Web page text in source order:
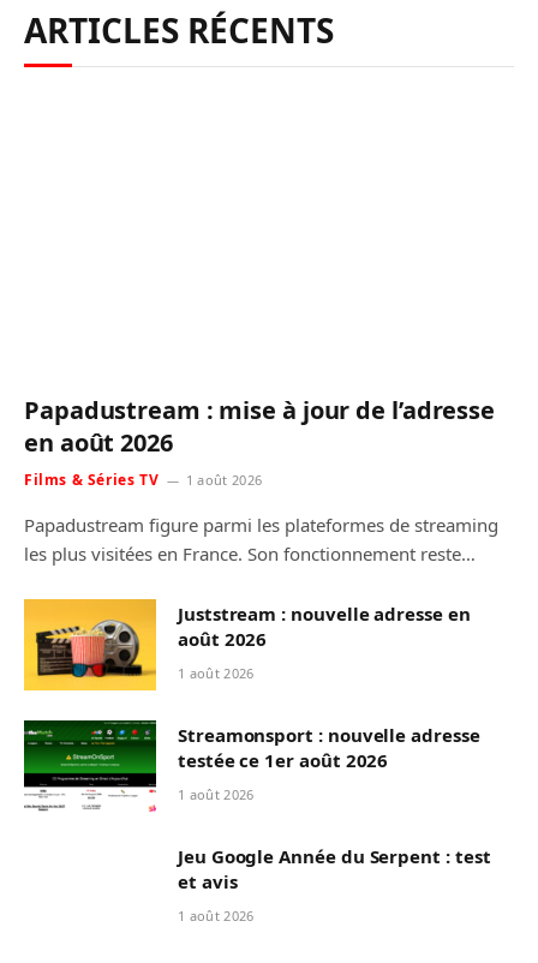
ARTICLES RÉCENTS
Papadustream : mise à jour de l’adresse
en août 2026
Films & Séries TV 1 août 2026
Papadustream figure parmi les plateformes de streaming
les plus visitées en France. Son fonctionnement reste…
Juststream : nouvelle adresse en
août 2026
1 août 2026
Streamonsport : nouvelle adresse
testée ce 1er août 2026
1 août 2026
Jeu Google Année du Serpent : test
et avis
1 août 2026